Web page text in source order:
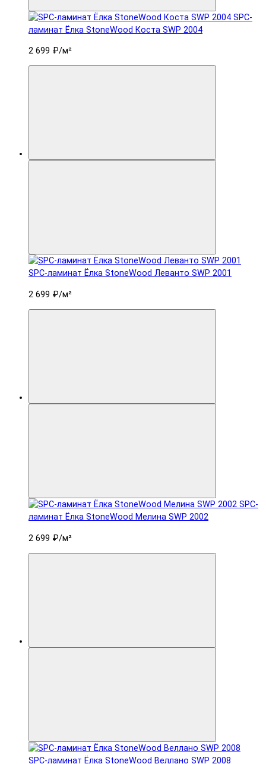
SPC-
ламинат Ëлка StoneWood Коста SWP 2004
2 699 ₽/м²
SPC-ламинат Ëлка StoneWood Леванто SWP 2001
2 699 ₽/м²
SPC-
ламинат Ëлка StoneWood Мелина SWP 2002
2 699 ₽/м²
SPC-ламинат Ëлка StoneWood Веллано SWP 2008